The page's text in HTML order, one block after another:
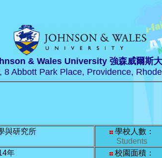
& Wales University 強森威爾斯
8 Abbott Park Place, Providence,
與研究所
學校人數：
Students
年
校園面積：